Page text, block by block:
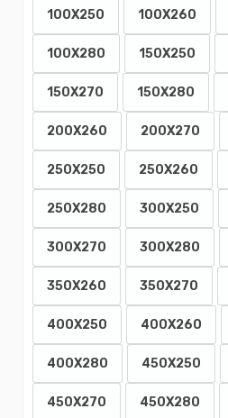
100X250
100X260
100X280 150X250
150X270 150X280
200X260 200X270
250X250 250X260
250X280 300X250
300X270 300X280
350X260 350X270
400X250 400X260
400X280 450X250
450X270 450X280